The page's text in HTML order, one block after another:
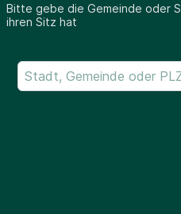
Bitte gebe die Gemeinde oder
ihren Sitz hat